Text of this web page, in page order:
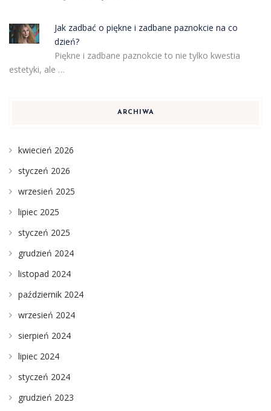
Jak zadbać o piękne i zadbane paznokcie na co
dzień?
Piękne i zadbane paznokcie to nie tylko kwestia
estetyki, ale …
ARCHIWA
kwiecień 2026
styczeń 2026
wrzesień 2025
lipiec 2025
styczeń 2025
grudzień 2024
listopad 2024
październik 2024
wrzesień 2024
sierpień 2024
lipiec 2024
styczeń 2024
grudzień 2023